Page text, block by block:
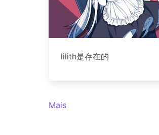
lilith是存在的
Mais